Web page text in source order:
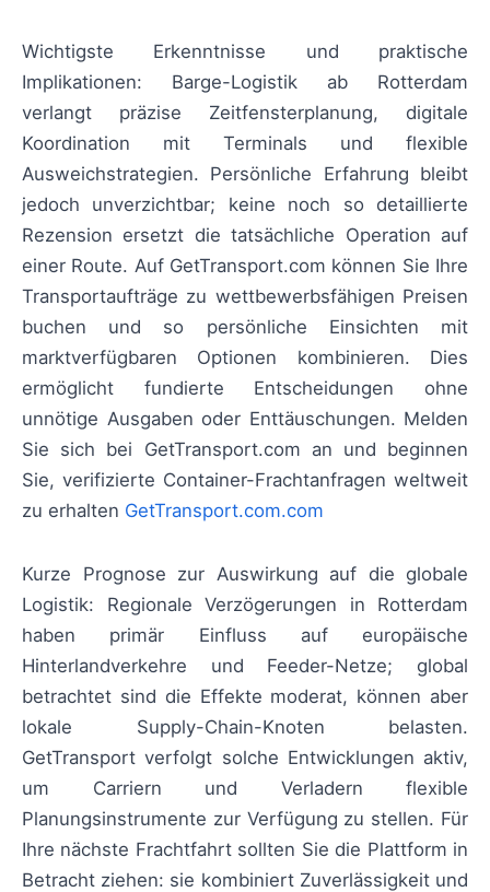
Wichtigste Erkenntnisse und praktische
Implikationen: Barge-Logistik ab Rotterdam
verlangt präzise Zeitfensterplanung, digitale
Koordination mit Terminals und flexible
Ausweichstrategien. Persönliche Erfahrung bleibt
jedoch unverzichtbar; keine noch so detaillierte
Rezension ersetzt die tatsächliche Operation auf
einer Route. Auf GetTransport.com können Sie Ihre
Transportaufträge zu wettbewerbsfähigen Preisen
buchen und so persönliche Einsichten mit
marktverfügbaren Optionen kombinieren. Dies
ermöglicht fundierte Entscheidungen ohne
unnötige Ausgaben oder Enttäuschungen. Melden
Sie sich bei GetTransport.com an und beginnen
Sie, verifizierte Container-Frachtanfragen weltweit
zu erhalten GetTransport.com.com
Kurze Prognose zur Auswirkung auf die globale
Logistik: Regionale Verzögerungen in Rotterdam
haben primär Einfluss auf europäische
Hinterlandverkehre und Feeder-Netze; global
betrachtet sind die Effekte moderat, können aber
lokale Supply-Chain-Knoten belasten.
GetTransport verfolgt solche Entwicklungen aktiv,
um Carriern und Verladern flexible
Planungsinstrumente zur Verfügung zu stellen. Für
Ihre nächste Frachtfahrt sollten Sie die Plattform in
Betracht ziehen: sie kombiniert Zuverlässigkeit und